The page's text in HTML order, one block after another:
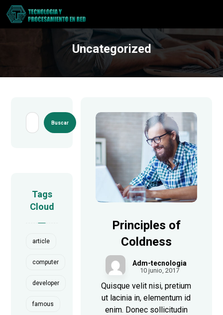
Uncategorized
Principles of
Coldness
Adm-tecnologia
10 junio, 2017
Quisque velit nisi, pretium
ut lacinia in, elementum id
enim. Donec sollicitudin
Tags
Cloud
article
computer
developer
famous